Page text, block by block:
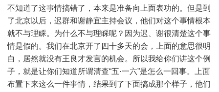
不知道了这事情搞错了，本来是准备向上面表功的。但是到
了北京以后，迟群和谢静宜主持会议，他们对这个事情根本
就不与理睬。为什么不与理睬呢？因为迟、谢很清楚这个事
情是假的。我们在北京开了四十多天的会，上面的意思很明
白，居然就没有王良才发言的机会。所以我给你们讲这个例
子，就是让你们知道所谓清查“五·一六”是怎么一回事。上面
布置下来这么一件事情，结果到了下面搞成那个样子，他们